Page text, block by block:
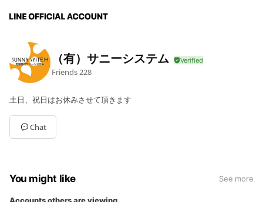
（有）サニーシステム
Friends 228
土日、祝日はお休みさせて頂きます
Chat
You might like See more